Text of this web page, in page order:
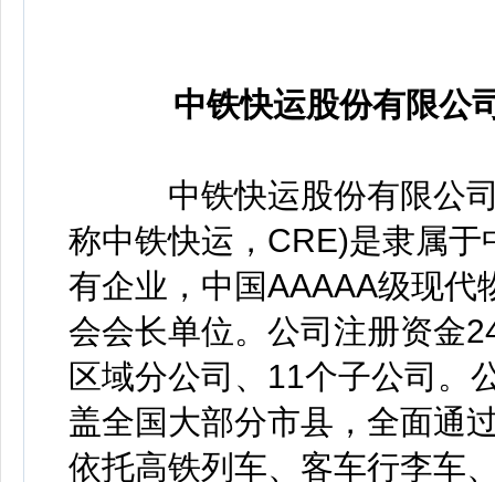
中铁快运股份有限公
中铁快运股份有限公司
称中铁快运，CRE)是隶属
有企业，中国AAAAA级现代
会会长单位。公司注册资金
区域分公司、11个子公司。
盖全国大部分市县，全面通
依托高铁列车、客车行李车